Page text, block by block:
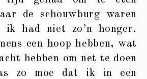
de schouwburg waren
ik had niet zo’n honger.
een hoop hebben, wat
hebben om net te doen
zo moe dat ik in een